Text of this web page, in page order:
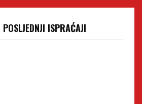
POSLJEDNJI ISPRAĆAJI